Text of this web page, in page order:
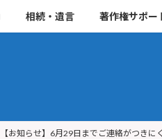
相続・遺言 著作権サポー
【お知らせ】6月29日までご連絡がつき